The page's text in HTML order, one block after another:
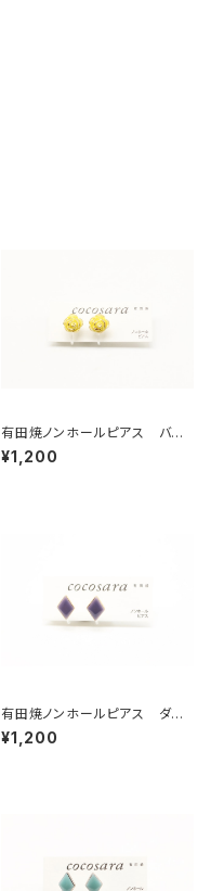
有田焼ノンホールピアス バラ
イエロー
¥1,200
有田焼ノンホールピアス ダイ
ヤ（パープル）
¥1,200